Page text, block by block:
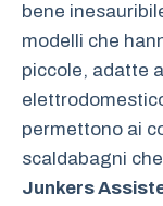
bene
modelli che
piccole, adatte
permettono ai
scaldabagni
Junkers